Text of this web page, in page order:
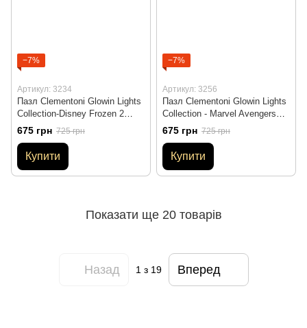
−7%
Артикул: 3234
Пазл Clementoni Glowin Lights
Collection-Disney Frozen 2
Puzzle 104 шт. (27548 )
675 грн 725 грн
Купити
−7%
Артикул: 3256
Пазл Clementoni Glowin Lights
Collection - Marvel Avengers
Puzzle 104 шт. (27554 )
675 грн 725 грн
Купити
Показати ще 20 товарів
Назад 1з 19 Вперед